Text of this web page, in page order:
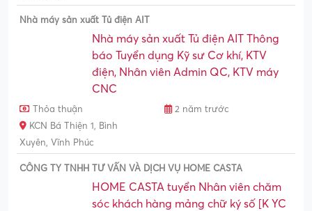
Nhà máy sản xuất Tủ điện AIT
Nhà máy sản xuất Tủ điện AIT Thông
báo Tuyển dụng Kỹ sư Cơ khí, KTV
điện, Nhân viên Admin QC, KTV máy
CNC
Thỏa thuận
2 năm trước
KCN Bá Thiện 1, Bình
Xuyên, Vĩnh Phúc
CÔNG TY TNHH TƯ VẤN VÀ DỊCH VỤ HOME CASTA
HOME CASTA tuyển Nhân viên chăm
sóc khách hàng mảng chữ ký số [K YC